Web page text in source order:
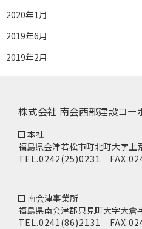
2020年1月
2019年6月
2019年2月
株式会社 南会西部建設コー
本社
福島県会津若松市町北町大字上
TEL.0242(25)0231
南会津事業所
福島県南会津郡只見町大字大倉
TEL.0241(86)2131